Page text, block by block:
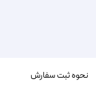
نحوه ثبت سفارش